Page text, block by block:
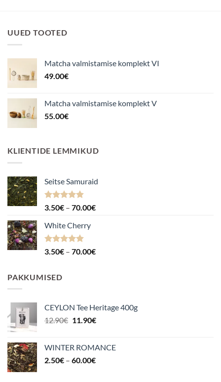
UUED TOOTED
Matcha valmistamise komplekt VI
49.00€
Matcha valmistamise komplekt V
55.00€
KLIENTIDE LEMMIKUD
Seitse Samuraid
Hinnanguga
3.50€ – 70.00€Hinnavahemik:
White Cherry
Hinnanguga
3.50€ – 70.00€Hinnavahemik:
PAKKUMISED
CEYLON Tee Heritage 400g
12.90€ Algne
12.90€.
11.90€Praegune
11.90€.
WINTER ROMANCE
2.50€ – 60.00€Hinnavahemik: